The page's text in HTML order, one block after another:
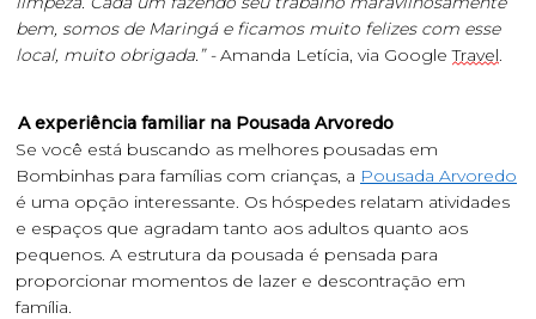
bem, somos de Maringá e ficamos muito felizes com esse
local, muito obrigada.” -Amanda Letícia, via GoogleTravel
A experiência familiar na Pousada Arvoredo
Se você está buscando as melhores pousadas em
Bombinhas para famílias com crianças, a Pousada Arvoredo
é uma opção interessante. Os hóspedes relatam atividades
e espaços que agradam tanto aos adultos quanto aos
pequenos. A estrutura da pousada é pensada para
proporcionar momentos de lazer e descontração em
família.